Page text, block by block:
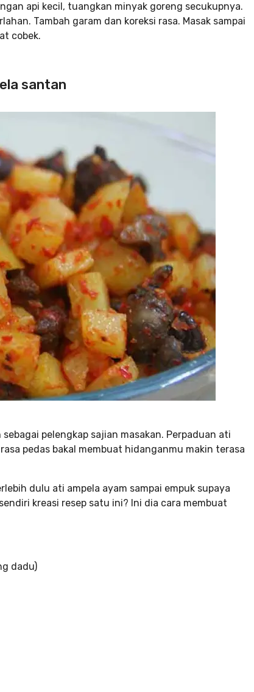
api kecil, tuangkan minyak goreng secukupnya.
Tambah garam dan koreksi rasa. Masak sampai
cobek.
santan
pelengkap sajian masakan. Perpaduan ati
pedas bakal membuat hidanganmu makin terasa
dulu ati ampela ayam sampai empuk supaya
kreasi resep satu ini? Ini dia cara membuat
dadu)